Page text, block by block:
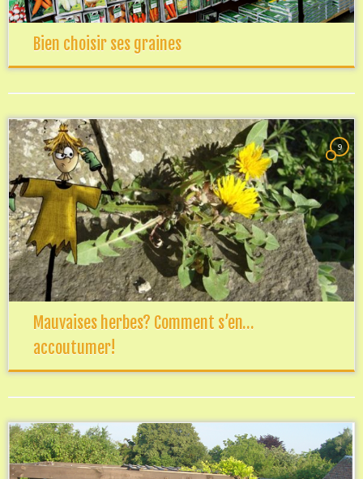
Bien choisir ses graines
9
Mauvaises herbes? Comment s’en…
accoutumer!